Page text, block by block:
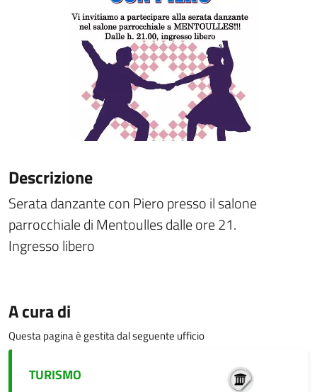
Descrizione
Serata danzante con Piero presso il salone
parrocchiale di Mentoulles dalle ore 21.
Ingresso libero
A cura di
Questa pagina è gestita dal seguente ufficio
TURISMO